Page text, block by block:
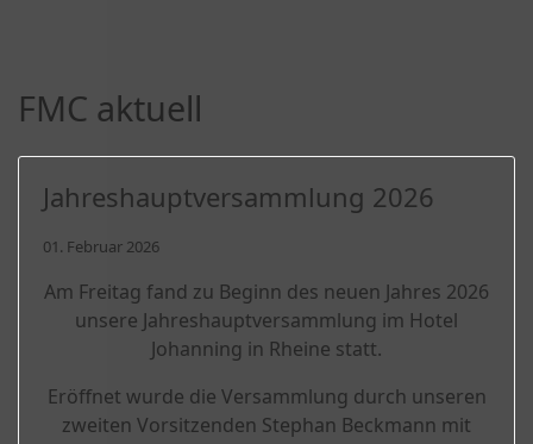
FMC aktuell
Jahreshauptversammlung 2026
01. Februar 2026
Am Freitag fand zu Beginn des neuen Jahres 2026
unsere Jahreshauptversammlung im Hotel
Johanning in Rheine statt.
Eröffnet wurde die Versammlung durch unseren
zweiten Vorsitzenden Stephan Beckmann mit